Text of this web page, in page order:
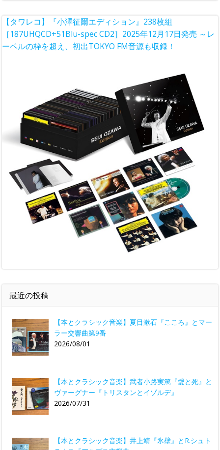
【タワレコ】『小澤征爾エディション』238枚組
［187UHQCD+51Blu-spec CD2］2025年12月17日発売 ～レ
ーベルの枠を超え、初出TOKYO FM音源も収録！
最近の投稿
【本とクラシック音楽】夏目漱石『こころ』とマー
ラー交響曲第9番
2026/08/01
【本とクラシック音楽】武者小路実篤『愛と死』と
ヴァーグナー『トリスタンとイゾルデ』
2026/07/31
【本とクラシック音楽】井上靖『氷壁』とR.シュト